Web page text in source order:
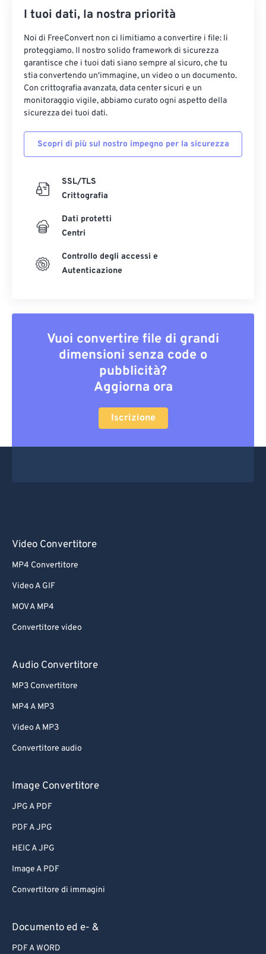
I tuoi dati, la nostra priorità
Noi di FreeConvert non ci limitiamo a convertire i file: li
proteggiamo. Il nostro solido framework di sicurezza
garantisce che i tuoi dati siano sempre al sicuro, che tu
stia convertendo un'immagine, un video o un documento.
Con crittografia avanzata, data center sicuri e un
monitoraggio vigile, abbiamo curato ogni aspetto della
sicurezza dei tuoi dati.
Scopri di più sul nostro impegno per la sicurezza
SSL/TLS
Crittografia
Dati protetti
Centri
Controllo degli accessi e
Autenticazione
Vuoi convertire file di grandi
dimensioni senza code o
pubblicità?
Aggiorna ora
Iscrizione
Video Convertitore
MP4 Convertitore
Video A GIF
MOV A MP4
Convertitore video
Audio Convertitore
MP3 Convertitore
MP4 A MP3
Video A MP3
Convertitore audio
Image Convertitore
JPG A PDF
PDF A JPG
HEIC A JPG
Image A PDF
Convertitore di immagini
Documento ed e- &
PDF A WORD